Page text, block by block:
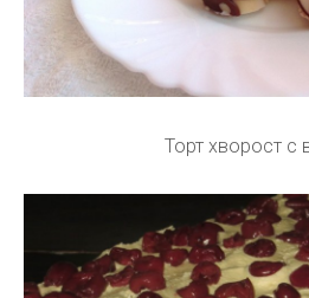
Торт хворост с